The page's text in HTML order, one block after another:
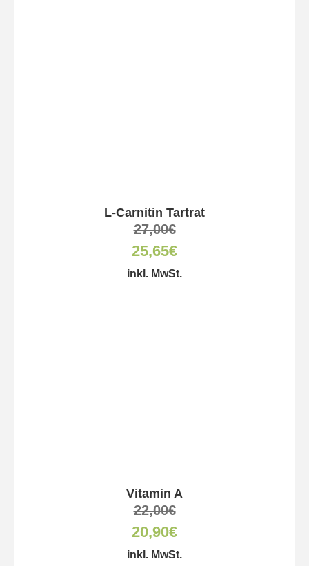
L-Carnitin Tartrat
27,00€
25,65€
inkl. MwSt.
Vitamin A
22,00€
20,90€
inkl. MwSt.